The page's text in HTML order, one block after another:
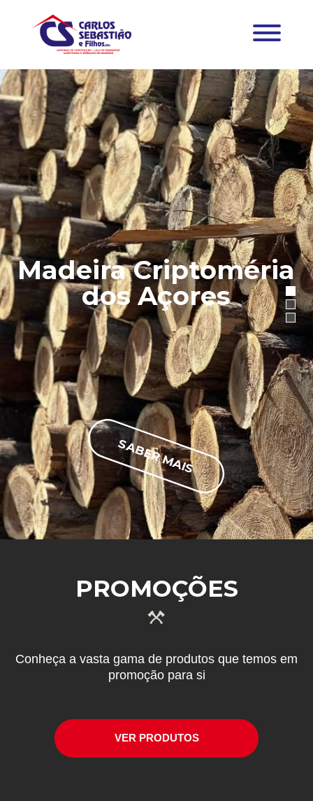
Madeira Criptoméria
dos Açores
SABER MAIS
PROMOÇÕES
Conheça a vasta gama de produtos que temos em
promoção para si
VER PRODUTOS